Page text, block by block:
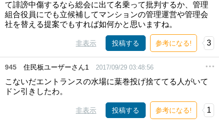
て誹謗中傷するなら総会に出て名乗って批判するか、管理
組合役員にでも立候補してマンションの管理運営や管理会
社を替える提案でもすれば如何かと思いますね。
非表示 投稿する 参考になる! 3
945 住民板ユーザーさん1 2017/09/29 03:48:56
こないだエントランスの水場に葉巻投げ捨ててる人がいて
ドン引きしたわ。
非表示 投稿する 参考になる! 1